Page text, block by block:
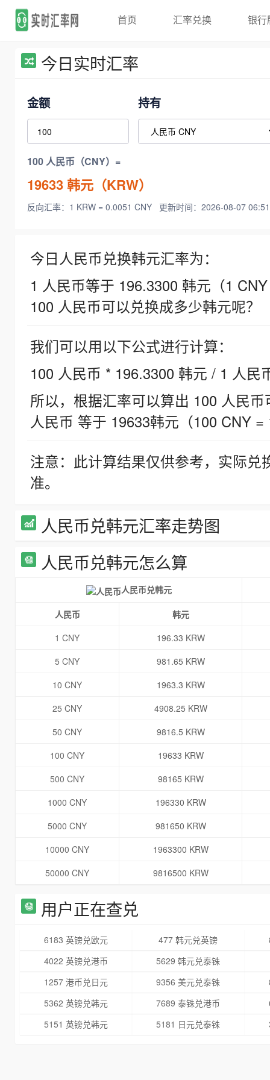
首页 汇率兑换 银行
今日实时汇率
金额 持有
100 人民币（CNY）=
19633韩元（KRW）
反向汇率：1 KRW = 0.0051 CNY 更新时间：2026-08-07
今日人民币兑换韩元汇率为：
1 人民币等于 196.3300 韩元（1
100 人民币可以兑换成多少韩元呢？
我们可以用以下公式进行计算：
100 人民币 * 196.3300 韩元 / 1 人民
所以，根据汇率可以算出 100 人民
人民币 等于 19633韩元（100 CNY =
注意：此计算结果仅供参考，实际
准。
人民币兑韩元汇率走势图
人民币兑韩元怎么算
人民币兑韩元
人民币
韩元
1 CNY
196.33 KRW
5 CNY
981.65 KRW
10 CNY
1963.3 KRW
25 CNY
4908.25 KRW
50 CNY
9816.5 KRW
100 CNY
19633 KRW
500 CNY
98165 KRW
1000 CNY
196330 KRW
5000 CNY
981650 KRW
10000 CNY
1963300 KRW
50000 CNY
9816500 KRW
用户正在查兑
6183 英镑兑欧元 477 韩元兑英镑
4022 英镑兑港币
5629 韩元兑泰铢
1257 港币兑日元
9356 美元兑泰铢
5362 英镑兑韩元
7689 泰铢兑港币
5151 英镑兑韩元
5181 日元兑泰铢